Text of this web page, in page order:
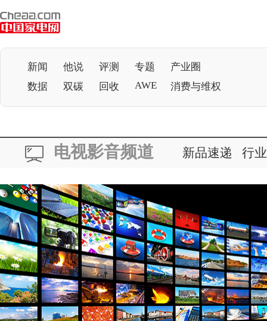
新闻 他说 评测 专题
产业圈
数据
双碳 回收 AWE 消费与维权
电视影音频道 新品速递 行